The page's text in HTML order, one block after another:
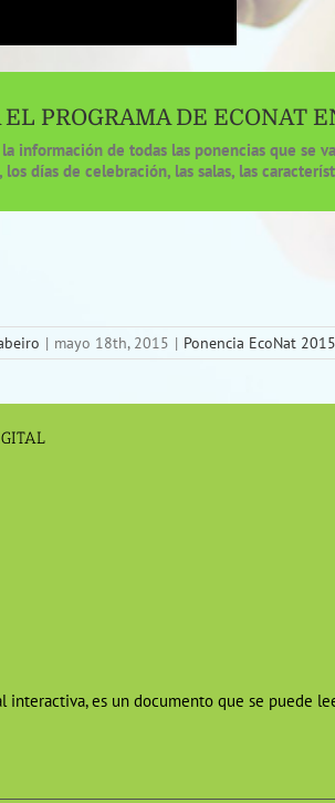
EL PROGRAMA DE ECONAT
información de todas las ponencias que se
los días de celebración, las salas, las
| mayo 18th, 2015 | Ponencia EcoNat 2015
interactiva, es un documento que se puede